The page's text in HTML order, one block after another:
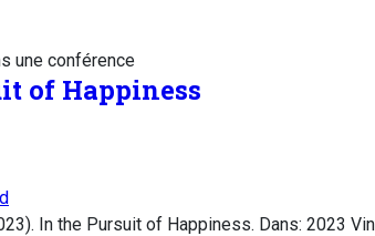
une conférence
of Happiness
In the Pursuit of Happiness. Dans: 2023